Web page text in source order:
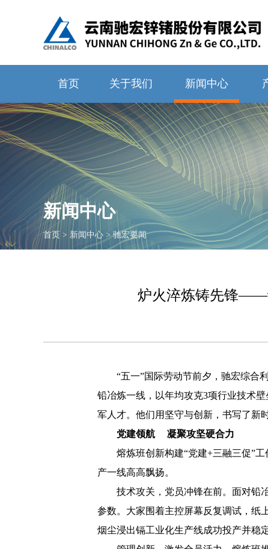
首页 关于我们 新闻中心
新闻中心
首页 > 新闻中心 >驰宏要闻
炉火淬炼铸先锋——
“五一”国际劳动节前夕，驰宏综合
铅冶炼一线，以年均攻克3项行业技术
军人才。他们用坚守与创新，书写了新
党建领航 凝聚攻坚硬合力
熔炼班创新构建“党建+三融三促”
产一线高高飘扬。
技术攻关，党员冲锋在前。面对铅
参数。大家围着主控屏幕反复调试，纸
烟尘浸出镉工业化生产线成功投产并稳